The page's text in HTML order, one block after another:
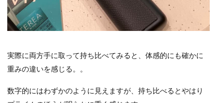
実際に両方手に取って持ち比べてみると、体感的にも確かに
重みの違いを感じる。。
数字的にはわずかのように見えますが、持ち比べるとやはり